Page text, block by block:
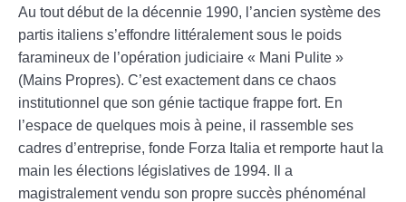
Au tout début de la décennie 1990, l’ancien système des
partis italiens s’effondre littéralement sous le poids
faramineux de l’opération judiciaire « Mani Pulite »
(Mains Propres). C’est exactement dans ce chaos
institutionnel que son génie tactique frappe fort. En
l’espace de quelques mois à peine, il rassemble ses
cadres d’entreprise, fonde Forza Italia et remporte haut la
main les élections législatives de 1994. Il a
magistralement vendu son propre succès phénoménal